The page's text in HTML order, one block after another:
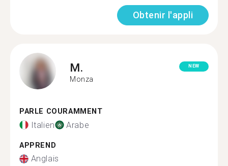
Obtenir l'appli
M.
Monza
NEW
PARLE COURAMMENT
Italien Arabe
APPREND
Anglais